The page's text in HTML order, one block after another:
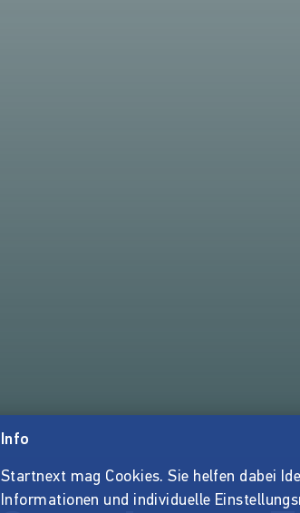
Info
Startnext mag Cookies. Sie helfen dabei
Informationen und individuelle